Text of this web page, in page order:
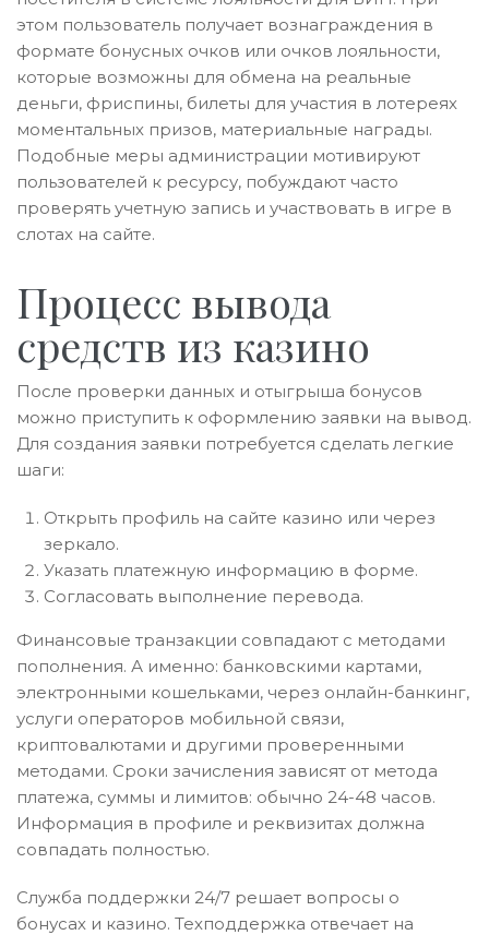
этом пользователь получает вознаграждения в
формате бонусных очков или очков лояльности,
которые возможны для обмена на реальные
деньги, фриспины, билеты для участия в лотереях
моментальных призов, материальные награды.
Подобные меры администрации мотивируют
пользователей к ресурсу, побуждают часто
проверять учетную запись и участвовать в игре в
слотах на сайте.
Процесс вывода
средств из казино
После проверки данных и отыгрыша бонусов
можно приступить к оформлению заявки на вывод.
Для создания заявки потребуется сделать легкие
шаги:
Открыть профиль на сайте казино или через
зеркало.
Указать платежную информацию в форме.
Согласовать выполнение перевода.
Финансовые транзакции совпадают с методами
пополнения. А именно: банковскими картами,
электронными кошельками, через онлайн-банкинг,
услуги операторов мобильной связи,
криптовалютами и другими проверенными
методами. Сроки зачисления зависят от метода
платежа, суммы и лимитов: обычно 24-48 часов.
Информация в профиле и реквизитах должна
совпадать полностью.
Служба поддержки 24/7 решает вопросы о
бонусах и казино. Техподдержка отвечает на